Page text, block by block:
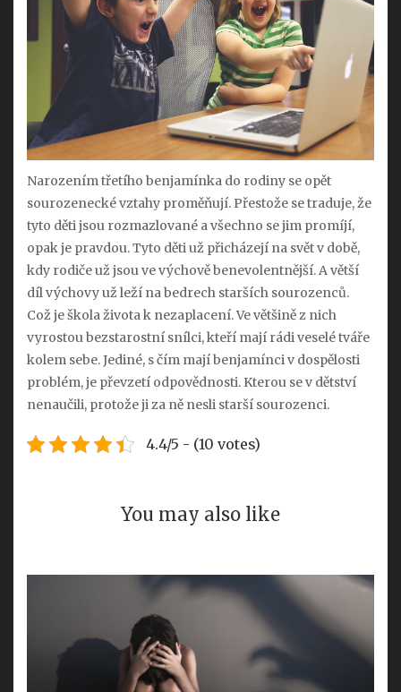
Narozením třetího benjamínka do rodiny se opět
sourozenecké vztahy proměňují. Přestože se traduje, že
tyto děti jsou rozmazlované a všechno se jim promíjí,
opak je pravdou. Tyto děti už přicházejí na svět v době,
kdy rodiče už jsou ve výchově benevolentnější. A větší
díl výchovy už leží na bedrech starších sourozenců.
Což je škola života k nezaplacení. Ve většině z nich
vyrostou bezstarostní snílci, kteří mají rádi veselé tváře
kolem sebe. Jediné, s čím mají benjamínci v dospělosti
problém, je převzetí odpovědnosti. Kterou se v dětství
nenaučili, protože ji za ně nesli starší sourozenci.
4.4/5 - (10 votes)
You may also like